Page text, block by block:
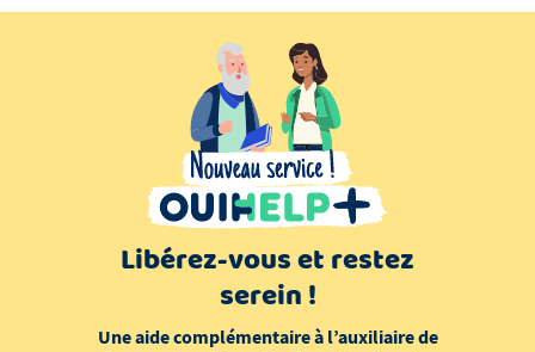
Libérez-vous et restez
serein !
Une aide complémentaire à l’auxiliaire de